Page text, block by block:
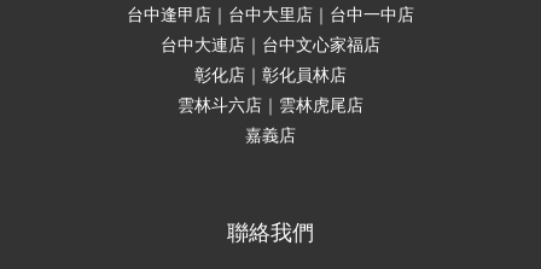
台中逢甲店｜台中大里店｜台中一中店
台中大連店｜台中文心家福店
彰化店｜彰化員林店
雲林斗六店｜雲林虎尾店
嘉義店
聯絡我們